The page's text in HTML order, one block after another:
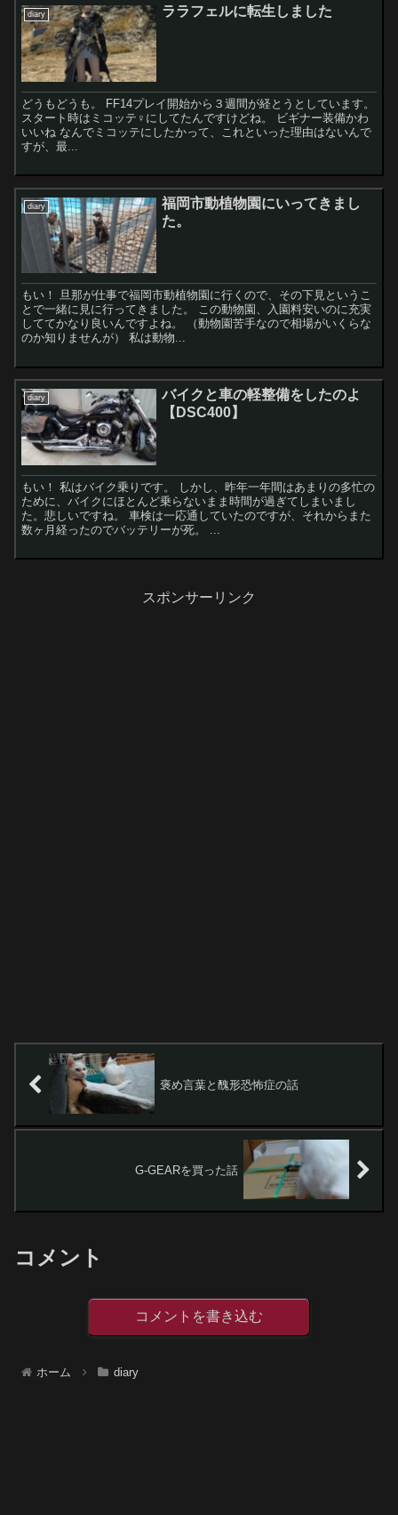
diary ララフェルに転生しました
どうもどうも。 FF14プレイ開始から３週間が経とうとしています。
スタート時はミコッテ♀にしてたんですけどね。 ビギナー装備かわ
いいね なんでミコッテにしたかって、これといった理由はないんで
すが、最...
diary
福岡市動植物園にいってきまし
た。
もい！ 旦那が仕事で福岡市動植物園に行くので、その下見というこ
とで一緒に見に行ってきました。 この動物園、入園料安いのに充実
しててかなり良いんですよね。 （動物園苦手なので相場がいくらな
のか知りませんが） 私は動物...
diary
バイクと車の軽整備をしたのよ
【DSC400】
もい！ 私はバイク乗りです。 しかし、昨年一年間はあまりの多忙の
ために、バイクにほとんど乗らないまま時間が過ぎてしまいまし
た。悲しいですね。 車検は一応通していたのですが、それからまた
数ヶ月経ったのでバッテリーが死。 ...
スポンサーリンク
褒め言葉と醜形恐怖症の話
G-GEARを買った話
コメント
コメントを書き込む
ホーム diary